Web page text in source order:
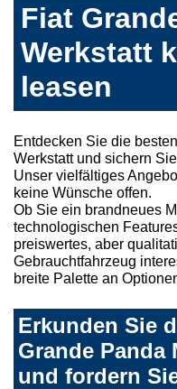
Fiat
Werkstatt
leasen
Entdecken Sie die
Werkstatt und sichern
Unser vielfältiges
keine Wünsche offen.
Ob Sie ein brandneues
technologischen
preiswertes, aber
Gebrauchtfahrzeug
breite Palette an
Erkunden Sie
Grande Panda
und fordern